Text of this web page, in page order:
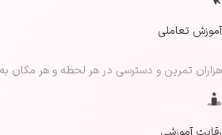
آموزش تعاملی
هزاران تمرین و دسترسی در هر لحظه و هر مکان